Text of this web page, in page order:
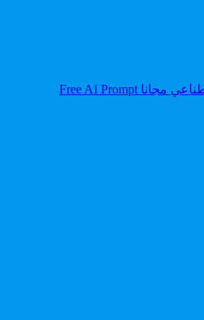
مولد أوامر الذكاء الاصطناعي مجانا Free AI Prompt